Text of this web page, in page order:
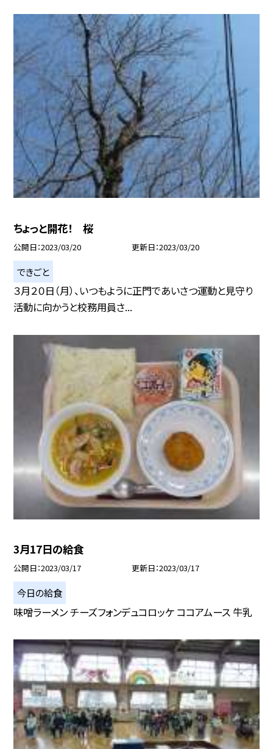
ちょっと開花！ 桜
公開日 2023/03/20 更新日 2023/03/20
できごと
３月２０日（月）、いつもように正門であいさつ運動と見守り
活動に向かうと校務用員さ...
3月17日の給食
公開日 2023/03/17 更新日 2023/03/17
今日の給食
味噌ラーメン チーズフォンデュコロッケ ココアムース 牛乳